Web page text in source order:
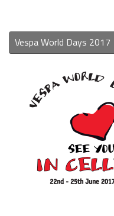
Vespa World Days 2017